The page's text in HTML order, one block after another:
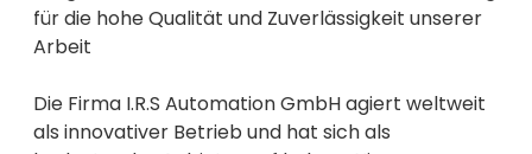
für die hohe Qualität und Zuverlässigkeit unserer
Arbeit
Die Firma I.R.S Automation GmbH agiert weltweit
als innovativer Betrieb und hat sich als